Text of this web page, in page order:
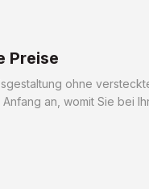
Preise
ohne
an, womit Sie bei